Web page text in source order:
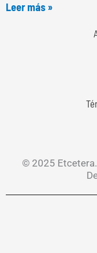
Leer más »
© 2025